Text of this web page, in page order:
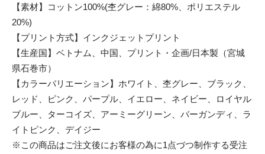
【素材】コットン100%(杢グレー：綿80%、ポリエステル
20%)
【プリント方式】インクジェットプリント
【生産国】ベトナム、中国、プリント・企画/日本製（宮城
県石巻市）
【カラーバリエーション】ホワイト、杢グレー、ブラック、
レッド、ピンク、パープル、イエロー、ネイビー、ロイヤル
ブルー、ターコイズ、アーミーグリーン、バーガンディ、ラ
イトピンク、デイジー
※この商品はご注文後にお客様の為に1点づつ制作する受注